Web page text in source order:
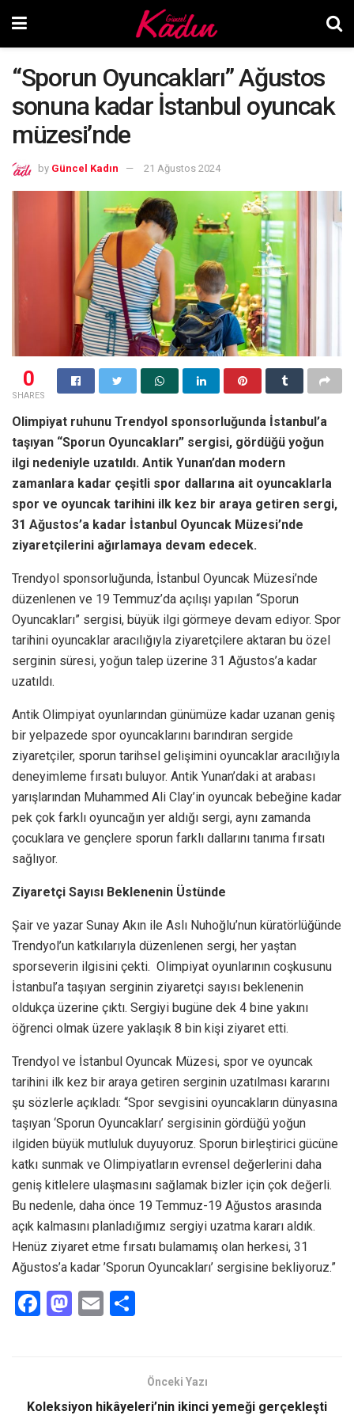
“Sporun Oyuncakları” Ağustos
sonuna kadar İstanbul oyuncak
müzesi’nde
by Güncel Kadın 21 Ağustos 2024
0
SHARES
Olimpiyat ruhunu Trendyol sponsorluğunda İstanbul’a
taşıyan “Sporun Oyuncakları” sergisi, gördüğü yoğun
ilgi nedeniyle uzatıldı. Antik Yunan’dan modern
zamanlara kadar çeşitli spor dallarına ait oyuncaklarla
spor ve oyuncak tarihini ilk kez bir araya getiren sergi,
31 Ağustos’a kadar İstanbul Oyuncak Müzesi’nde
ziyaretçilerini ağırlamaya devam edecek.
Trendyol sponsorluğunda, İstanbul Oyuncak Müzesi’nde
düzenlenen ve 19 Temmuz’da açılışı yapılan “Sporun
Oyuncakları” sergisi, büyük ilgi görmeye devam ediyor. Spor
tarihini oyuncaklar aracılığıyla ziyaretçilere aktaran bu özel
serginin süresi, yoğun talep üzerine 31 Ağustos’a kadar
uzatıldı.
Antik Olimpiyat oyunlarından günümüze kadar uzanan geniş
bir yelpazede spor oyuncaklarını barındıran sergide
ziyaretçiler, sporun tarihsel gelişimini oyuncaklar aracılığıyla
deneyimleme fırsatı buluyor. Antik Yunan’daki at arabası
yarışlarından Muhammed Ali Clay’in oyuncak bebeğine kadar
pek çok farklı oyuncağın yer aldığı sergi, aynı zamanda
çocuklara ve gençlere sporun farklı dallarını tanıma fırsatı
sağlıyor.
Ziyaretçi Sayısı Beklenenin Üstünde
Şair ve yazar Sunay Akın ile Aslı Nuhoğlu’nun küratörlüğünde
Trendyol’un katkılarıyla düzenlenen sergi, her yaştan
sporseverin ilgisini çekti. Olimpiyat oyunlarının coşkusunu
İstanbul’a taşıyan serginin ziyaretçi sayısı beklenenin
oldukça üzerine çıktı. Sergiyi bugüne dek 4 bine yakını
öğrenci olmak üzere yaklaşık 8 bin kişi ziyaret etti.
Trendyol ve İstanbul Oyuncak Müzesi, spor ve oyuncak
tarihini ilk kez bir araya getiren serginin uzatılması kararını
şu sözlerle açıkladı: “Spor sevgisini oyuncakların dünyasına
taşıyan ‘Sporun Oyuncakları’ sergisinin gördüğü yoğun
ilgiden büyük mutluluk duyuyoruz. Sporun birleştirici gücüne
katkı sunmak ve Olimpiyatların evrensel değerlerini daha
geniş kitlelere ulaşmasını sağlamak bizler için çok değerli.
Bu nedenle, daha önce 19 Temmuz-19 Ağustos arasında
açık kalmasını planladığımız sergiyi uzatma kararı aldık.
Henüz ziyaret etme fırsatı bulamamış olan herkesi, 31
Ağustos’a kadar ’Sporun Oyuncakları’ sergisine bekliyoruz.”
F
o
M
d
E
Önceki Yazı
Koleksiyon hikâyeleri’nin ikinci yemeği gerçekleşti